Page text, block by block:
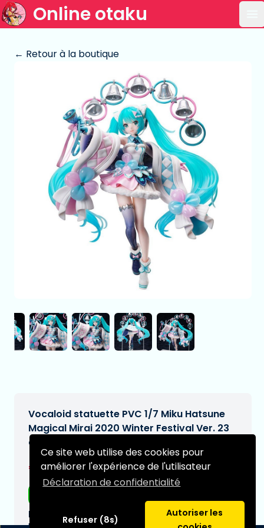
Ce site web utilise des cookies pour
améliorer l'expérience de l'utilisateur
Déclaration de confidentialité
Refuser (8s)
Autoriser les
Online otaku
← Retour à la boutique
Vocaloid statuette PVC 1/7 Miku Hatsune
Magical Mirai 2020 Winter Festival Ver. 23
cm
€308,95[Sous réserve de modifications]
Date de livraison prévue: